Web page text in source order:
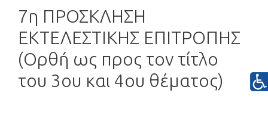
7η ΠΡΟΣΚΛΗΣΗ
ΕΚΤΕΛΕΣΤΙΚΗΣ ΕΠΙΤΡΟΠΗΣ
(Ορθή ως προς τον τίτλο
του 3ου και 4ου θέματος)